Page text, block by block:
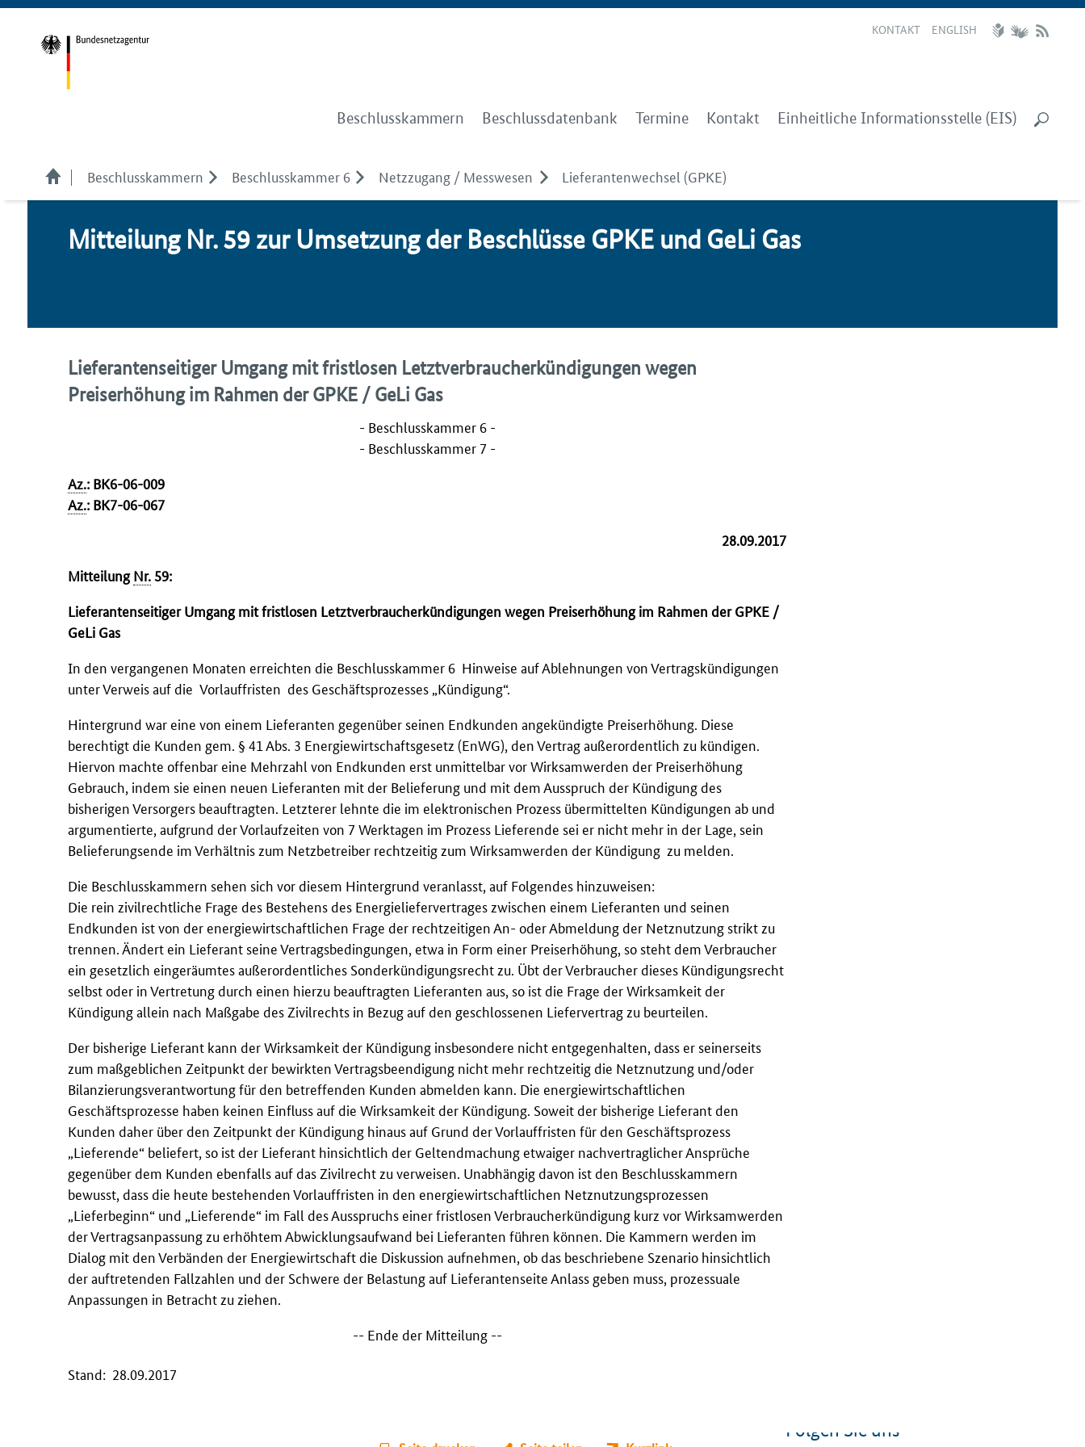
KONTAKT ENGLISH
Beschlusskammern Beschlussdatenbank Termine Kontakt Einheitliche Informationsstelle (EIS)
Beschlusskammern Beschlusskammer 6 Netzzugang / Messwesen Lieferantenwechsel (GPKE)
Mit­tei­lung Nr. 59 zur Um­set­zung der Be­schlüs­se GPKE und Ge­Li Gas
Lieferantenseitiger Umgang mit fristlosen Letztverbraucherkündigungen wegen
Preiserhöhung im Rahmen der GPKE / GeLi Gas
- Beschlusskammer 6 -
- Beschlusskammer 7 -
Az.: BK6-06-009
Az.: BK7-06-067
28.09.2017
MitteilungNr. 59:
Lieferantenseitiger Umgang mit fristlosen Letztverbraucherkündigungen wegen Preiserhöhung im Rahmen der GPKE /
GeLi Gas
In den vergangenen Monaten erreichten die Beschlusskammer 6 Hinweise auf Ablehnungen von Vertragskündigungen
unter Verweis auf die Vorlauffristen des Geschäftsprozesses „Kündigung“.
Hintergrund war eine von einem Lieferanten gegenüber seinen Endkunden angekündigte Preiserhöhung. Diese
berechtigt die Kunden gem. § 41 Abs. 3 Energiewirtschaftsgesetz (EnWG), den Vertrag außerordentlich zu kündigen.
Hiervon machte offenbar eine Mehrzahl von Endkunden erst unmittelbar vor Wirksamwerden der Preiserhöhung
Gebrauch, indem sie einen neuen Lieferanten mit der Belieferung und mit dem Ausspruch der Kündigung des
bisherigen Versorgers beauftragten. Letzterer lehnte die im elektronischen Prozess übermittelten Kündigungen ab und
argumentierte, aufgrund der Vorlaufzeiten von 7 Werktagen im Prozess Lieferende sei er nicht mehr in der Lage, sein
Belieferungsende im Verhältnis zum Netzbetreiber rechtzeitig zum Wirksamwerden der Kündigung zu melden.
Die Beschlusskammern sehen sich vor diesem Hintergrund veranlasst, auf Folgendes hinzuweisen:
Die rein zivilrechtliche Frage des Bestehens des Energieliefervertrages zwischen einem Lieferanten und seinen
Endkunden ist von der energiewirtschaftlichen Frage der rechtzeitigen An- oder Abmeldung der Netznutzung strikt zu
trennen. Ändert ein Lieferant seine Vertragsbedingungen, etwa in Form einer Preiserhöhung, so steht dem Verbraucher
ein gesetzlich eingeräumtes außerordentliches Sonderkündigungsrecht zu. Übt der Verbraucher dieses Kündigungsrecht
selbst oder in Vertretung durch einen hierzu beauftragten Lieferanten aus, so ist die Frage der Wirksamkeit der
Kündigung allein nach Maßgabe des Zivilrechts in Bezug auf den geschlossenen Liefervertrag zu beurteilen.
Der bisherige Lieferant kann der Wirksamkeit der Kündigung insbesondere nicht entgegenhalten, dass er seinerseits
zum maßgeblichen Zeitpunkt der bewirkten Vertragsbeendigung nicht mehr rechtzeitig die Netznutzung und/oder
Bilanzierungsverantwortung für den betreffenden Kunden abmelden kann. Die energiewirtschaftlichen
Geschäftsprozesse haben keinen Einfluss auf die Wirksamkeit der Kündigung. Soweit der bisherige Lieferant den
Kunden daher über den Zeitpunkt der Kündigung hinaus auf Grund der Vorlauffristen für den Geschäftsprozess
„Lieferende“ beliefert, so ist der Lieferant hinsichtlich der Geltendmachung etwaiger nachvertraglicher Ansprüche
gegenüber dem Kunden ebenfalls auf das Zivilrecht zu verweisen. Unabhängig davon ist den Beschlusskammern
bewusst, dass die heute bestehenden Vorlauffristen in den energiewirtschaftlichen Netznutzungsprozessen
„Lieferbeginn“ und „Lieferende“ im Fall des Ausspruchs einer fristlosen Verbraucherkündigung kurz vor Wirksamwerden
der Vertragsanpassung zu erhöhtem Abwicklungsaufwand bei Lieferanten führen können. Die Kammern werden im
Dialog mit den Verbänden der Energiewirtschaft die Diskussion aufnehmen, ob das beschriebene Szenario hinsichtlich
der auftretenden Fallzahlen und der Schwere der Belastung auf Lieferantenseite Anlass geben muss, prozessuale
Anpassungen in Betracht zu ziehen.
-- Ende der Mitteilung --
Stand: 28.09.2017
Folgen Sie uns